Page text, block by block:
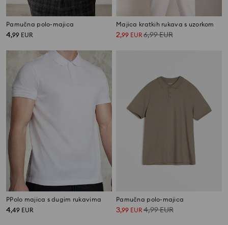
Pamučna polo-majica
4,99 EUR
Majica kratkih rukava s uzorkom
2,99 EUR 6,99EUR
PPolo majica s dugim rukavima
4,49 EUR
Pamučna polo-majica
3,99 EUR4,99EUR